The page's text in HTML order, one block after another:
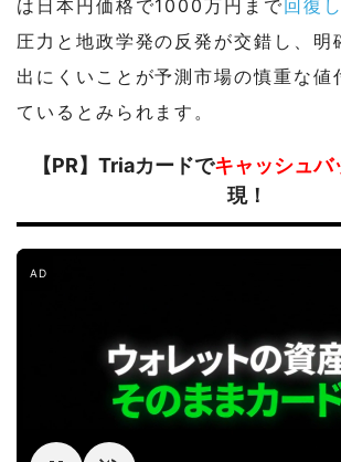
は日本円価格で1000万円まで回復
圧力と地政学発の反発が交錯し、明
出にくいことが予測市場の慎重な値
ているとみられます。
【PR】Triaカードでキャッシュバ
現！
AD